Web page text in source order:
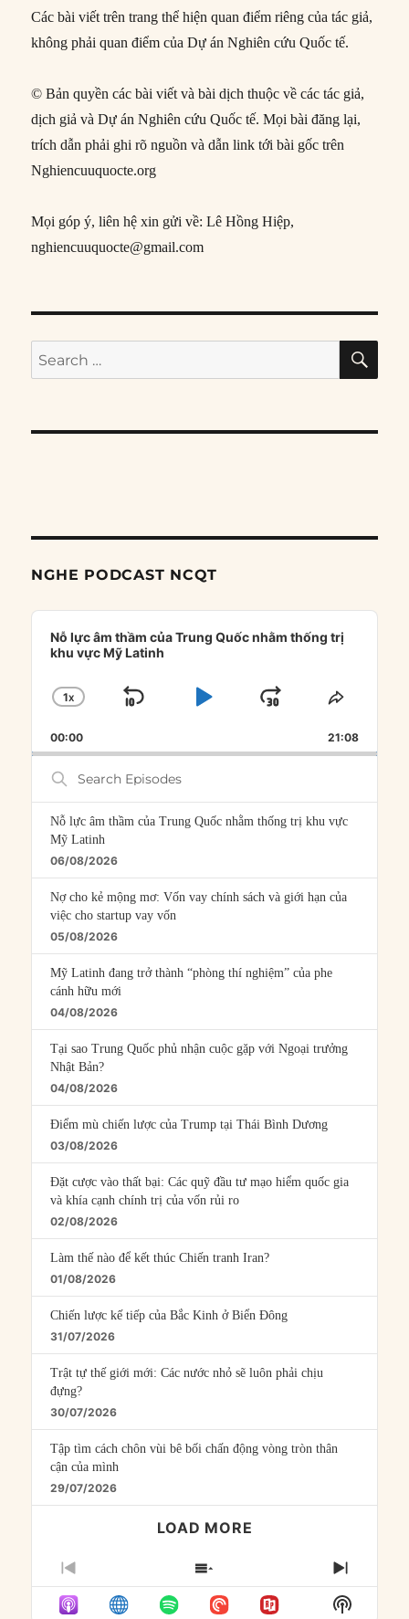
Các bài viết trên trang thể hiện quan điểm riêng của tác giả,
không phải quan điểm của Dự án Nghiên cứu Quốc tế.
© Bản quyền các bài viết và bài dịch thuộc về các tác giả,
dịch giả và Dự án Nghiên cứu Quốc tế. Mọi bài đăng lại,
trích dẫn phải ghi rõ nguồn và dẫn link tới bài gốc trên
Nghiencuuquocte.org
Mọi góp ý, liên hệ xin gửi về: Lê Hồng Hiệp,
nghiencuuquocte@gmail.com
Search
for:
NGHE PODCAST NCQT
Audio
Player
Nỗ lực âm thầm của Trung Quốc nhằm thống trị
khu vực Mỹ Latinh
CHANGE
RATE
1X
SKIP
PLAYJUMP
FORWARD
SHARE
00:00 21:08
Search
Episodes
Nỗ lực âm thầm của Trung Quốc nhằm thống trị khu vực
Mỹ Latinh
06/08/2026
Nợ cho kẻ mộng mơ: Vốn vay chính sách và giới hạn của
việc cho startup vay vốn
05/08/2026
Mỹ Latinh đang trở thành “phòng thí nghiệm” của phe
cánh hữu mới
04/08/2026
Tại sao Trung Quốc phủ nhận cuộc gặp với Ngoại trưởng
Nhật Bản?
04/08/2026
Điểm mù chiến lược của Trump tại Thái Bình Dương
03/08/2026
Đặt cược vào thất bại: Các quỹ đầu tư mạo hiểm quốc gia
và khía cạnh chính trị của vốn rủi ro
02/08/2026
Làm thế nào để kết thúc Chiến tranh Iran?
01/08/2026
Chiến lược kế tiếp của Bắc Kinh ở Biển Đông
31/07/2026
Trật tự thế giới mới: Các nước nhỏ sẽ luôn phải chịu
đựng?
30/07/2026
Tập tìm cách chôn vùi bê bối chấn động vòng tròn thân
cận của mình
29/07/2026
LOAD MORE
PREVIOUS
EPISODE
SHOW
EPISODES
LIST
NEXT
Show